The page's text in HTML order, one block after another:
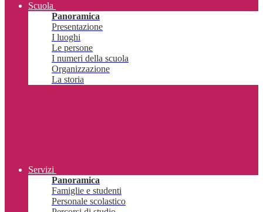
Scuola
Panoramica
Presentazione
I luoghi
Le persone
I numeri della scuola
Organizzazione
La storia
Servizi
Panoramica
Famiglie e studenti
Personale scolastico